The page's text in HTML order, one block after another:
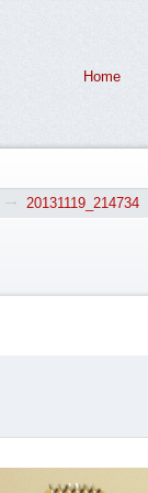
Home
20131119_214734